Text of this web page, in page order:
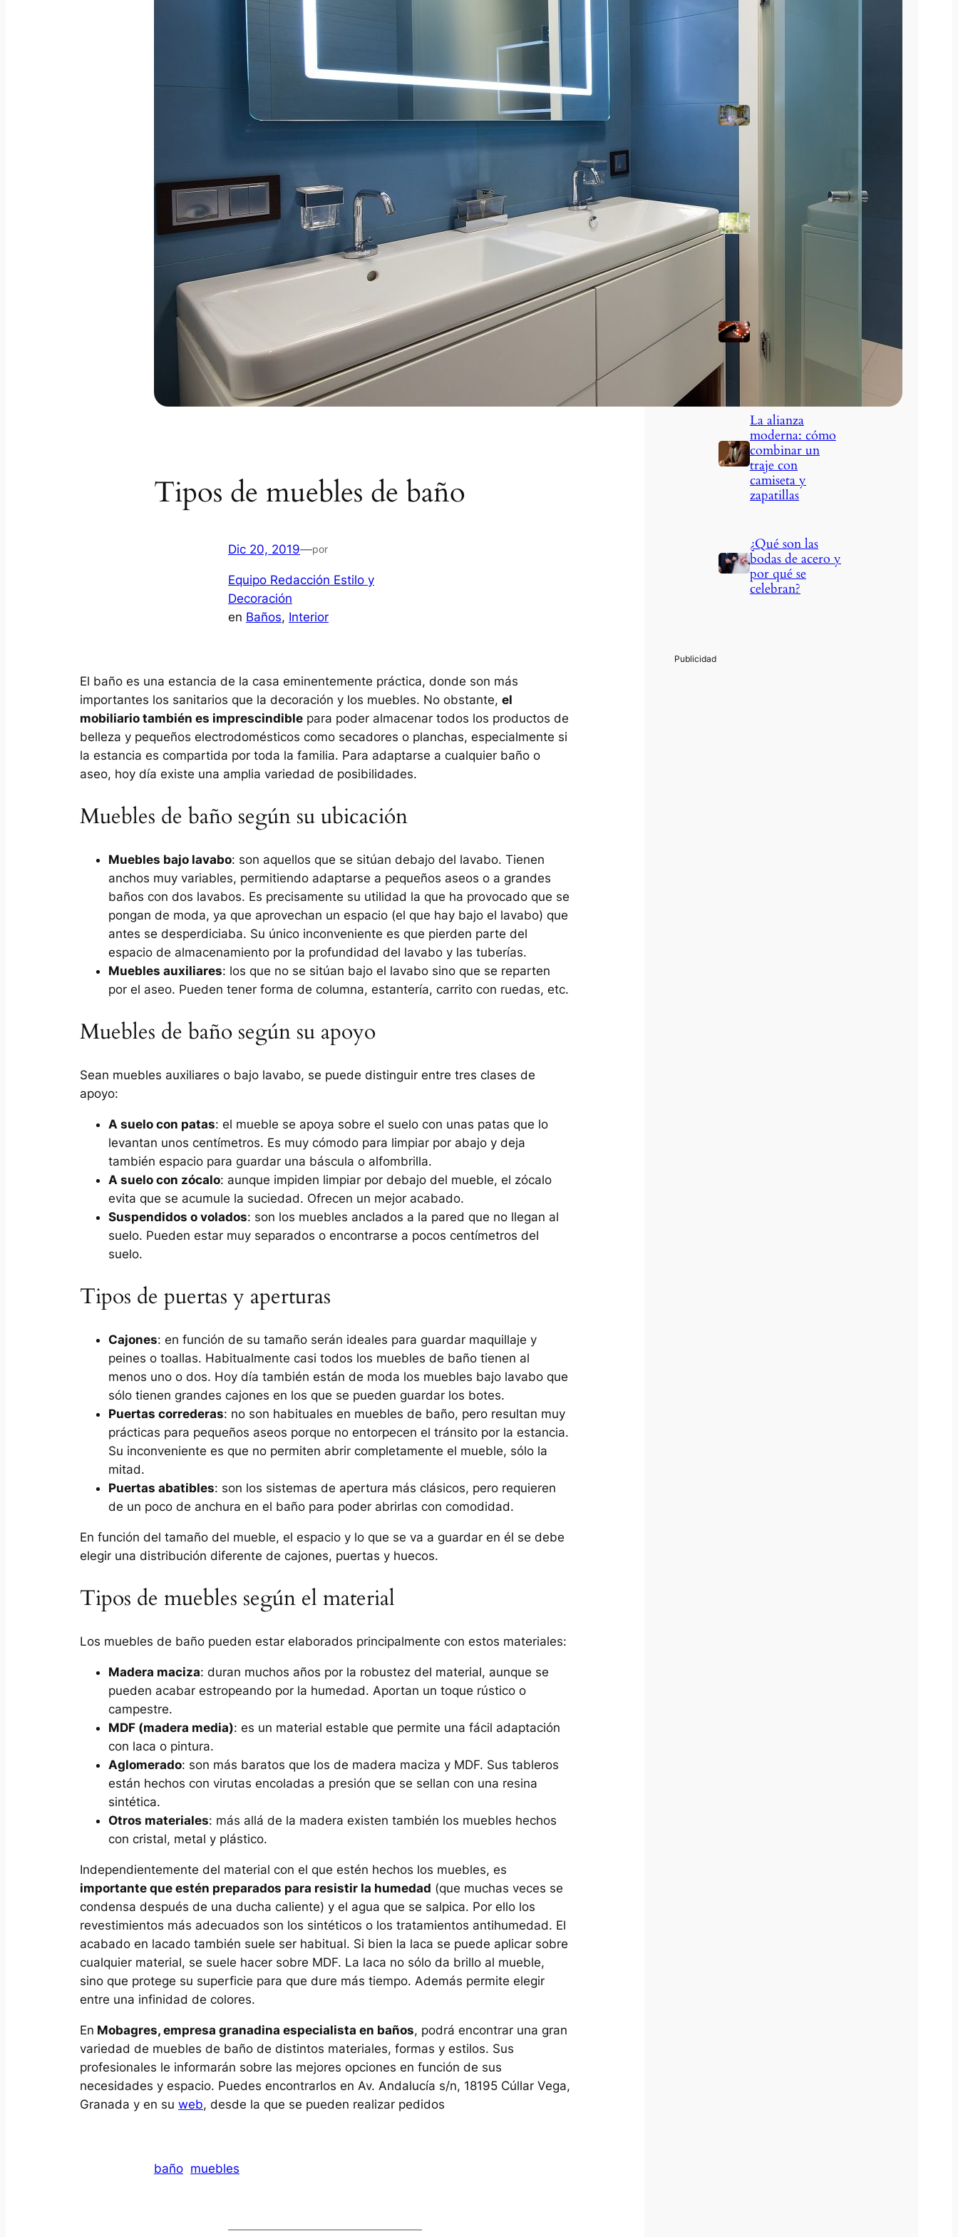
Tipos de muebles de baño
Dic 20, 2019—por
Equipo Redacción Estilo y
Decoración
en Baños, Interior
El baño es una estancia de la casa eminentemente práctica, donde son más
importantes los sanitarios que la decoración y los muebles. No obstante, el
mobiliario también es imprescindible para poder almacenar todos los productos de
belleza y pequeños electrodomésticos como secadores o planchas, especialmente si
la estancia es compartida por toda la familia. Para adaptarse a cualquier baño o
aseo, hoy día existe una amplia variedad de posibilidades.
Muebles de baño según su ubicación
Muebles bajo lavabo: son aquellos que se sitúan debajo del lavabo. Tienen
anchos muy variables, permitiendo adaptarse a pequeños aseos o a grandes
baños con dos lavabos. Es precisamente su utilidad la que ha provocado que se
pongan de moda, ya que aprovechan un espacio (el que hay bajo el lavabo) que
antes se desperdiciaba. Su único inconveniente es que pierden parte del
espacio de almacenamiento por la profundidad del lavabo y las tuberías.
Muebles auxiliares: los que no se sitúan bajo el lavabo sino que se reparten
por el aseo. Pueden tener forma de columna, estantería, carrito con ruedas, etc.
Muebles de baño según su apoyo
Sean muebles auxiliares o bajo lavabo, se puede distinguir entre tres clases de
apoyo:
A suelo con patas: el mueble se apoya sobre el suelo con unas patas que lo
levantan unos centímetros. Es muy cómodo para limpiar por abajo y deja
también espacio para guardar una báscula o alfombrilla.
A suelo con zócalo: aunque impiden limpiar por debajo del mueble, el zócalo
evita que se acumule la suciedad. Ofrecen un mejor acabado.
Suspendidos o volados: son los muebles anclados a la pared que no llegan al
suelo. Pueden estar muy separados o encontrarse a pocos centímetros del
suelo.
Tipos de puertas y aperturas
Cajones: en función de su tamaño serán ideales para guardar maquillaje y
peines o toallas. Habitualmente casi todos los muebles de baño tienen al
menos uno o dos. Hoy día también están de moda los muebles bajo lavabo que
sólo tienen grandes cajones en los que se pueden guardar los botes.
Puertas correderas: no son habituales en muebles de baño, pero resultan muy
prácticas para pequeños aseos porque no entorpecen el tránsito por la estancia.
Su inconveniente es que no permiten abrir completamente el mueble, sólo la
mitad.
Puertas abatibles: son los sistemas de apertura más clásicos, pero requieren
de un poco de anchura en el baño para poder abrirlas con comodidad.
En función del tamaño del mueble, el espacio y lo que se va a guardar en él se debe
elegir una distribución diferente de cajones, puertas y huecos.
Tipos de muebles según el material
Los muebles de baño pueden estar elaborados principalmente con estos materiales:
Madera maciza: duran muchos años por la robustez del material, aunque se
pueden acabar estropeando por la humedad. Aportan un toque rústico o
campestre.
MDF (madera media): es un material estable que permite una fácil adaptación
con laca o pintura.
Aglomerado: son más baratos que los de madera maciza y MDF. Sus tableros
están hechos con virutas encoladas a presión que se sellan con una resina
sintética.
Otros materiales: más allá de la madera existen también los muebles hechos
con cristal, metal y plástico.
Independientemente del material con el que estén hechos los muebles, es
importante que estén preparados para resistir la humedad (que muchas veces se
condensa después de una ducha caliente) y el agua que se salpica. Por ello los
revestimientos más adecuados son los sintéticos o los tratamientos antihumedad. El
acabado en lacado también suele ser habitual. Si bien la laca se puede aplicar sobre
cualquier material, se suele hacer sobre MDF. La laca no sólo da brillo al mueble,
sino que protege su superficie para que dure más tiempo. Además permite elegir
entre una infinidad de colores.
En Mobagres, empresa granadina especialista en baños, podrá encontrar una gran
variedad de muebles de baño de distintos materiales, formas y estilos. Sus
profesionales le informarán sobre las mejores opciones en función de sus
necesidades y espacio. Puedes encontrarlos en Av. Andalucía s/n, 18195 Cúllar Vega,
Granada y en su web, desde la que se pueden realizar pedidos
baño muebles
Ambientación
experiencias a
negocios:
visibilidad que
marca la
La alianza
moderna: cómo
combinar un
traje con
camiseta y
zapatillas
¿Qué son las
bodas de acero y
por qué se
celebran?